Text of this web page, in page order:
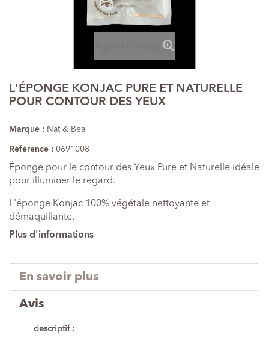
L'ÉPONGE KONJAC PURE ET NATURELLE
POUR CONTOUR DES YEUX
Marque : Nat & Bea
Référence : 0691008
Éponge pour le contour des Yeux Pure et Naturelle idéale
pour illuminer le regard.
L'éponge Konjac 100% végétale nettoyante et
démaquillante.
Plus d'informations
En savoir plus
Avis
descriptif :